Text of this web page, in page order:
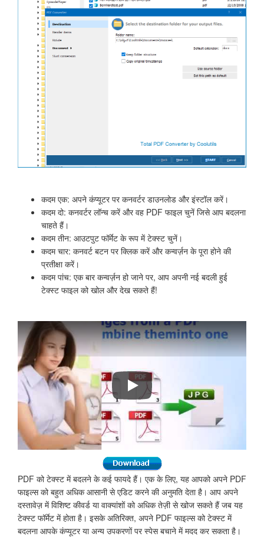
कदम एक: अपने कंप्यूटर पर कनवर्टर डाउनलोड और इंस्टॉल करें।
कदम दो: कनवर्टर लॉन्च करें और वह PDF फाइल चुनें जिसे आप बदलना
चाहते हैं।
कदम तीन: आउटपुट फॉर्मेट के रूप में टेक्स्ट चुनें।
कदम चार: कनवर्ट बटन पर क्लिक करें और कन्वर्ज़न के पूरा होने की
प्रतीक्षा करें।
कदम पांच: एक बार कन्वर्ज़न हो जाने पर, आप अपनी नई बदली हुई
टेक्स्ट फाइल को खोल और देख सकते हैं!
PDF फाइलों को Word, HTML, XLS,
PDF को टेक्स्ट में बदलने के कई फायदे हैं। एक के लिए, यह आपको अपने PDF
फाइल्स को बहुत अधिक आसानी से एडिट करने की अनुमति देता है। आप अपने
दस्तावेज़ में विशिष्ट कीवर्ड या वाक्यांशों को अधिक तेज़ी से खोज सकते हैं जब यह
टेक्स्ट फॉर्मेट में होता है। इसके अतिरिक्त, अपने PDF फाइल्स को टेक्स्ट में
बदलना आपके कंप्यूटर या अन्य उपकरणों पर स्पेस बचाने में मदद कर सकता है।